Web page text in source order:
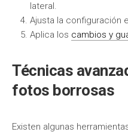
lateral.
Ajusta la configuración
Aplica los cambios y
Técnicas
fotos borrosas
Existen algunas